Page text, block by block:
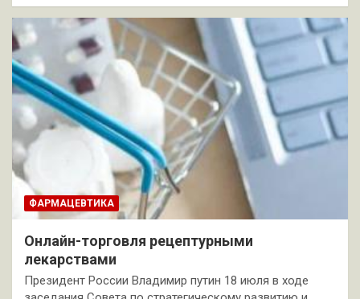
ФАРМАЦЕВТИКА
Онлайн-торговля рецептурными
лекарствами
Президент России Владимир путин 18 июля в ходе